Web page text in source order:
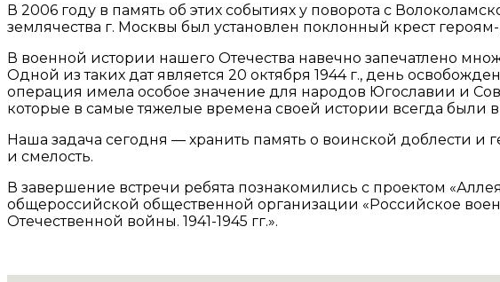
В 2006 году в память об этих событиях у поворота с
землячества г. Москвы был установлен поклонный крест
В военной истории нашего Отечества навечно запечатлено
Одной из таких дат является 20 октября 1944 г., день
операция имела особое значение для народов Югославии и
которые в самые тяжелые времена своей истории всегда были
Наша задача сегодня — хранить память о воинской доблести и
и смелость.
В завершение встречи ребята познакомились с проектом
общероссийской общественной организации «Российское
Отечественной войны. 1941-1945 гг.».